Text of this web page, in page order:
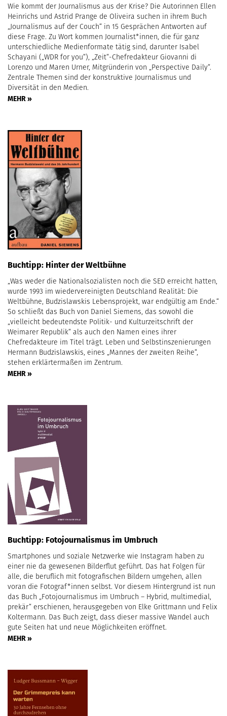
Wie kommt der Journalismus aus der Krise? Die Autorinnen Ellen
Heinrichs und Astrid Prange de Oliveira suchen in ihrem Buch
„Journalismus auf der Couch“ in 15 Gesprächen Antworten auf
diese Frage. Zu Wort kommen Journalist*innen, die für ganz
unterschiedliche Medienformate tätig sind, darunter Isabel
Schayani („WDR for you“), „Zeit“-Chefredakteur Giovanni di
Lorenzo und Maren Urner, Mitgründerin von „Perspective Daily“.
Zentrale Themen sind der konstruktive Journalismus und
Diversität in den Medien.
MEHR »
Buchtipp: Hinter der Weltbühne
„Was weder die Nationalsozialisten noch die SED erreicht hatten,
wurde 1993 im wiedervereinigten Deutschland Realität: Die
Weltbühne, Budzislawskis Lebensprojekt, war endgültig am Ende.“
So schließt das Buch von Daniel Siemens, das sowohl die
„vielleicht bedeutendste Politik- und Kulturzeitschrift der
Weimarer Republik“ als auch den Namen eines ihrer
Chefredakteure im Titel trägt. Leben und Selbstinszenierungen
Hermann Budzislawskis, eines „Mannes der zweiten Reihe“,
stehen erklärtermaßen im Zentrum.
MEHR »
Buchtipp: Fotojournalismus im Umbruch
Smartphones und soziale Netzwerke wie Instagram haben zu
einer nie da gewesenen Bilderflut geführt. Das hat Folgen für
alle, die beruflich mit fotografischen Bildern umgehen, allen
voran die Fotograf*innen selbst. Vor diesem Hintergrund ist nun
das Buch „Fotojournalismus im Umbruch – Hybrid, multimedial,
prekär“ erschienen, herausgegeben von Elke Grittmann und Felix
Koltermann. Das Buch zeigt, dass dieser massive Wandel auch
gute Seiten hat und neue Möglichkeiten eröffnet.
MEHR »